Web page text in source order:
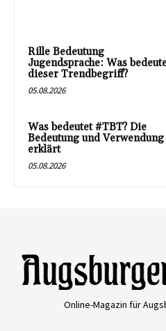
Rille Bedeutung
Jugendsprache: Was
dieser Trendbegriff?
05.08.2026
Was bedeutet #TBT? Die
Bedeutung und Verwendung
erklärt
05.08.2026
Online-Magazin für